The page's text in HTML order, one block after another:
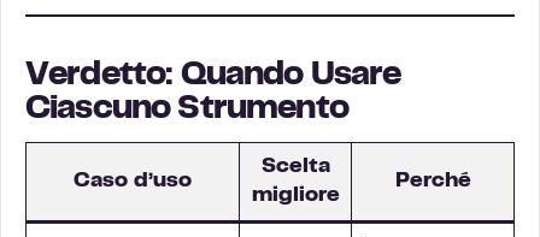
Verdetto: Quando Usare
Ciascuno Strumento
Caso d’uso
Scelta
migliore
Perché